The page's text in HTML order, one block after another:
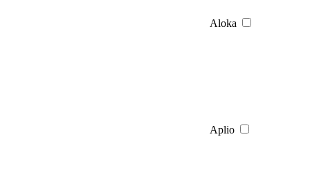
Aloka
Aplio